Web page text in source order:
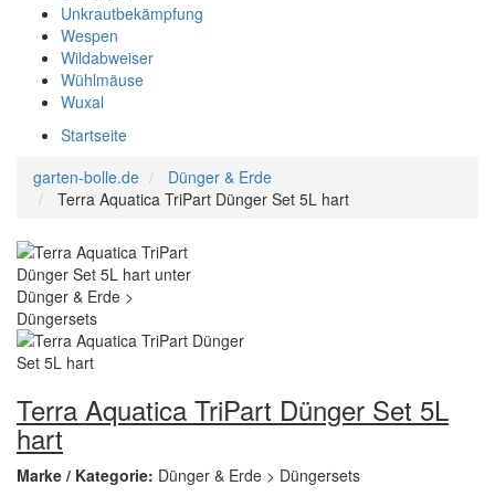
Unkrautbekämpfung
Wespen
Wildabweiser
Wühlmäuse
Wuxal
Startseite
garten-bolle.de
Dünger & Erde
Terra Aquatica TriPart Dünger Set 5L hart
Terra Aquatica TriPart Dünger Set 5L
hart
Marke / Kategorie: Dünger & Erde > Düngersets